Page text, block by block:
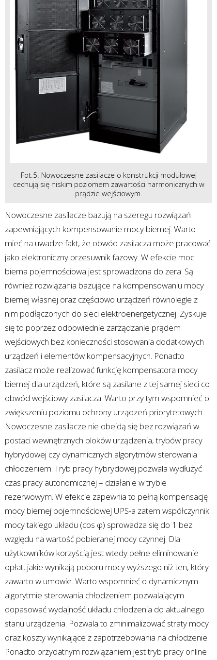
Fot.5. Nowoczesne zasilacze o konstrukcji modułowej
cechują się niskim poziomem zawartości harmonicznych w
prądzie wejściowym.
Nowoczesne zasilacze bazują na szeregu rozwiązań
zapewniających kompensowanie mocy biernej. Warto
mieć na uwadze fakt, że obwód zasilacza może pracować
jako elektroniczny przesuwnik fazowy. W efekcie moc
bierna pojemnościowa jest sprowadzona do zera. Są
również rozwiązania bazujące na kompensowaniu mocy
biernej własnej oraz częściowo urządzeń równolegle z
nim podłączonych do sieci elektroenergetycznej. Zyskuje
się to poprzez odpowiednie zarządzanie prądem
wejściowych bez konieczności stosowania dodatkowych
urządzeń i elementów kompensacyjnych. Ponadto
zasilacz może realizować funkcję kompensatora mocy
biernej dla urządzeń, które są zasilane z tej samej sieci co
obwód wejściowy zasilacza. Warto przy tym wspomnieć o
zwiększeniu poziomu ochrony urządzeń priorytetowych.
Nowoczesne zasilacze nie obejdą się bez rozwiązań w
postaci wewnętrznych bloków urządzenia, trybów pracy
hybrydowej czy dynamicznych algorytmów sterowania
chłodzeniem. Tryb pracy hybrydowej pozwala wydłużyć
czas pracy autonomicznej – działanie w trybie
rezerwowym. W efekcie zapewnia to pełną kompensację
mocy biernej pojemnościowej UPS-a zatem współczynnik
mocy takiego układu (cos φ) sprowadza się do 1 bez
względu na wartość pobieranej mocy czynnej. Dla
użytkowników korzyścią jest wtedy pełne eliminowanie
opłat, jakie wynikają poboru mocy wyższego niż ten, który
zawarto w umowie. Warto wspomnieć o dynamicznym
algorytmie sterowania chłodzeniem pozwalającym
dopasować wydajność układu chłodzenia do aktualnego
stanu urządzenia. Pozwala to zminimalizować straty mocy
oraz koszty wynikające z zapotrzebowania na chłodzenie.
Ponadto przydatnym rozwiązaniem jest tryb pracy online